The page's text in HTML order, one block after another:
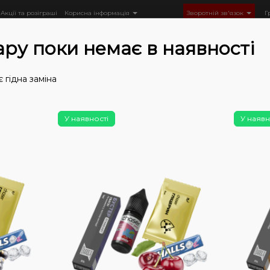
Акції та розіграші Корисна інформація Зворотній зв'язок
0
Ціна:
поки немає в наявності
заміна
У наявності У